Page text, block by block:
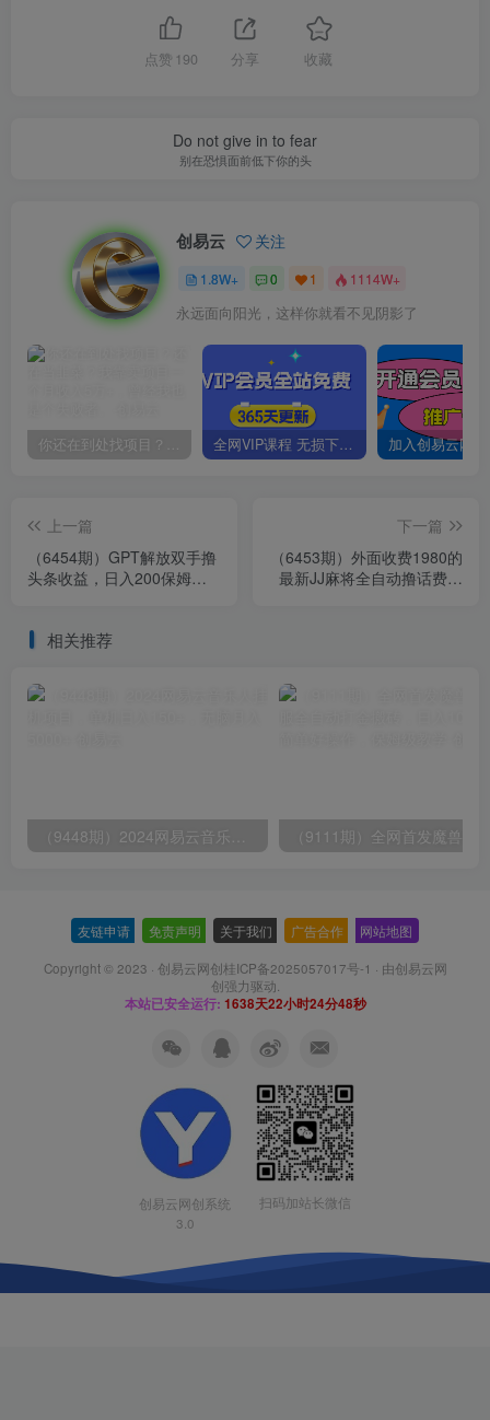
点赞 190 分享 收藏
Do not give in to fear
别在恐惧面前低下你的头
创易云 关注
1.8W+ 0 1 1114W+
永远面向阳光，这样你就看不见阴影了
你还在到处找项目？还在当韭菜？我靠卖项目一个月收入5万+，曾经我也是个失败者。 全网VIP课程 无损下载~
上一篇
（6454期）GPT解放双手撸
头条收益，日入200保姆级
下一篇
（6453期）外面收费1980的
最新JJ麻将全自动撸话费挂
相关推荐
友链申请 免责声明 关于我们 广告合作 网站地图
Copyright © 2023 · 创易云网创桂ICP备2025057017号-1 · 由创易云网
创强力驱动.
本站已安全运行: 1638天22小时24分49秒
创易云网创系统
3.0
扫码加站长微信